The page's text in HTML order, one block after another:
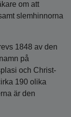
om att
slemhinnorna
1848 av den
på
och Christ-
190 olika
är den